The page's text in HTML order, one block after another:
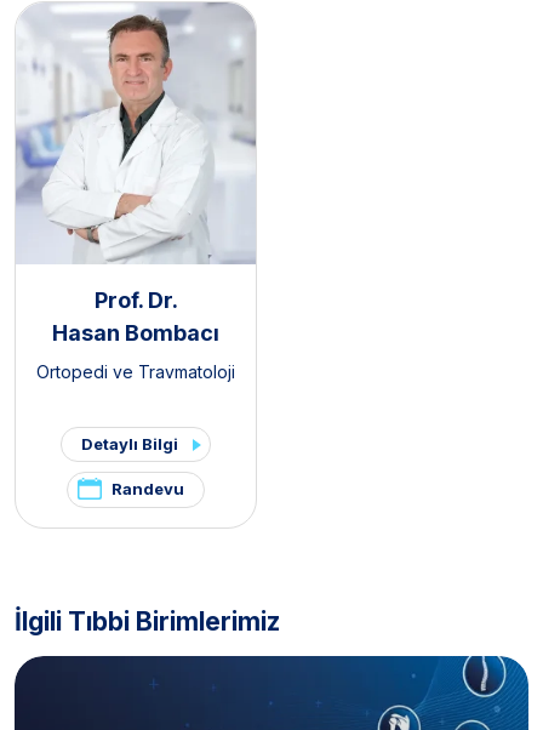
Prof. Dr.
Hasan Bombacı
Ortopedi ve Travmatoloji
Detaylı Bilgi
Randevu
İlgili Tıbbi Birimlerimiz